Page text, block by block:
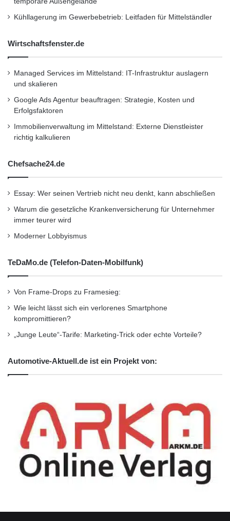
basierte Mietvorgang ist auch eine
Fuhrparks oder kann diesen sogar vollständig
Quelle: moovel GmbH.
Car2go black Düsseldorf Airport
moovel GmbH
Q Park Parkhaus „Kaufhof am Wehrhahn“
Smartphone-basierte Art ein Auto zu mieten
Smartphone-basierte Service
Thomas Beermann
Kühllagerung im Gewerbebetrieb: Leitfaden für Mittelständler
Wirtschaftsfenster.de
Managed Services im Mittelstand: IT-Infrastruktur auslagern
und skalieren
Google Ads Agentur beauftragen: Strategie, Kosten und
Erfolgsfaktoren
Immobilienverwaltung im Mittelstand: Externe Dienstleister
richtig kalkulieren
Chefsache24.de
Essay: Wer seinen Vertrieb nicht neu denkt, kann abschließen
Warum die gesetzliche Krankenversicherung für Unternehmer
immer teurer wird
Moderner Lobbyismus
TeDaMo.de (Telefon-Daten-Mobilfunk)
Von Frame-Drops zu Framesieg:
Wie leicht lässt sich ein verlorenes Smartphone
kompromittieren?
„Junge Leute“-Tarife: Marketing-Trick oder echte Vorteile?
Automotive-Aktuell.de ist ein Projekt von: